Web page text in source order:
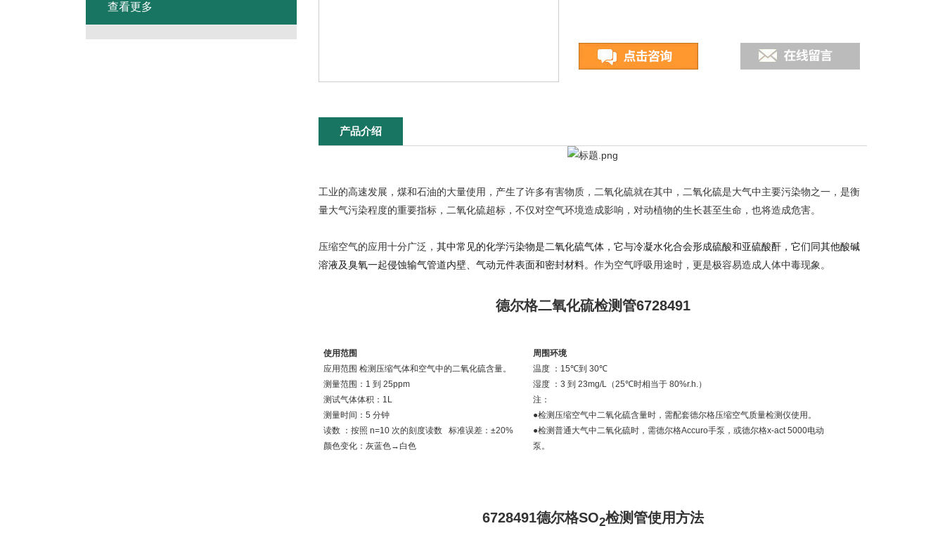
产品介绍
工业的高速发展，煤和石油的大量使用，产生了许多有害物质，二氧化硫就在其中，二氧化硫是大气中主要污染物之一，是衡
量大气污染程度的重要指标，二氧化硫超标，不仅对空气环境造成影响，对动植物的生长甚至生命，也将造成危害。
压缩空气的应用十分广泛， 其中常见的化学污染物是二氧化硫气体，它与冷凝水化合会形成硫酸和亚硫酸酐，它们同其他酸碱
溶液及臭氧一起侵蚀输气管道内壁、气动元件表面和密封材料。 作为空气呼吸用途时，更是极容易造成人体中毒现象。
德尔格二氧化硫检测管6728491
使用范围
应用范围 检测压缩气体和空气中的二氧化硫含量。
测量范围： 1 到 25ppm
测试气体体积： 1L
测量时间： 5 分钟
读数 ：按照 n=10 次的刻度读数 标准误差： ±20%
颜色变化：灰蓝色→ 白色
周围环境
温度 ： 15℃到 30℃
湿度 ： 3 到 23mg/L （25℃时相当于 80%r.h.）
注：
●检测压缩空气中二氧化硫含量时，需配套德尔格压缩空气质量检测仪使用。
●检测普通大气中二氧化硫时，需德尔格Accuro手泵，或德尔格x-act 5000电动
泵。
6728491德尔格SO2检测管使用方法
查看更多